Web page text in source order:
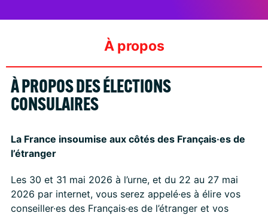
À propos
À PROPOS DES ÉLECTIONS
CONSULAIRES
La France insoumise aux côtés des Français·es de
l’étranger
Les 30 et 31 mai 2026 à l’urne, et du 22 au 27 mai
2026 par internet, vous serez appelé·es à élire vos
conseiller·es des Français·es de l’étranger et vos